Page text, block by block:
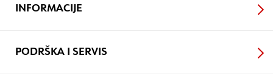
INFORMACIJE
PODRŠKA I SERVIS